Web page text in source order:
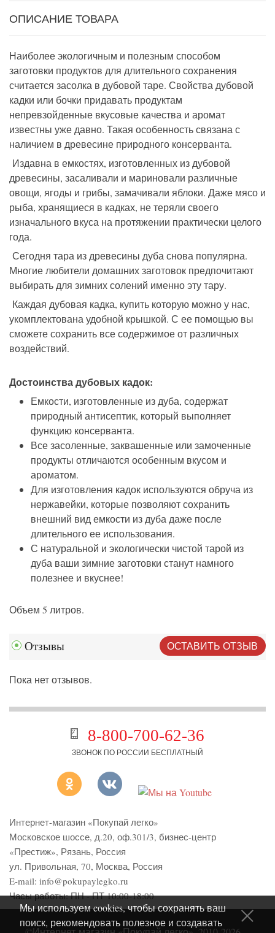
ОПИСАНИЕ ТОВАРА
Наиболее экологичным и полезным способом
заготовки продуктов для длительного сохранения
считается засолка в дубовой таре. Свойства дубовой
кадки или бочки придавать продуктам
непревзойденные вкусовые качества и аромат
известны уже давно. Такая особенность связана с
наличием в древесине природного консерванта.
Издавна в емкостях, изготовленных из дубовой
древесины, засаливали и мариновали различные
овощи, ягоды и грибы, замачивали яблоки. Даже мясо и
рыба, хранящиеся в кадках, не теряли своего
изначального вкуса на протяжении практически целого
года.
Сегодня тара из древесины дуба снова популярна.
Многие любители домашних заготовок предпочитают
выбирать для зимних солений именно эту тару.
Каждая дубовая кадка, купить которую можно у нас,
укомплектована удобной крышкой. С ее помощью вы
сможете сохранить все содержимое от различных
воздействий.
Достоинства дубовых кадок:
Емкости, изготовленные из дуба, содержат
природный антисептик, который выполняет
функцию консерванта.
Все засоленные, заквашенные или замоченные
продукты отличаются особенным вкусом и
ароматом.
Для изготовления кадок используются обруча из
нержавейки, которые позволяют сохранить
внешний вид емкости из дуба даже после
длительного ее использования.
С натуральной и экологически чистой тарой из
дуба ваши зимние заготовки станут намного
полезнее и вкуснее!
Объем 5 литров.
Отзывы ОСТАВИТЬ ОТЗЫВ
Пока нет отзывов.
8-800-700-62-36
ЗВОНОК ПО РОССИИ БЕСПЛАТНЫЙ
Интернет-магазин «Покупай легко»
Московское шоссе, д.20, оф.301/3, бизнес-центр
«Престиж», Рязань, Россия
ул. Привольная, 70, Москва, Россия
E-mail: info@pokupaylegko.ru
Часы работы:ПН - ПТ 10:00-18:00
Мы используем cookies, чтобы сохранять ваш
поиск, рекомендовать полезное и создавать